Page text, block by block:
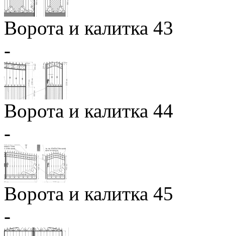
Ворота и калитка 43
-
Ворота и калитка 44
-
Ворота и калитка 45
-